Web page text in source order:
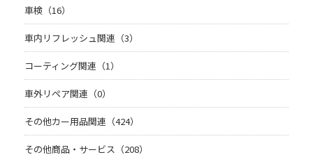
車検（16）
車内リフレッシュ関連（3）
コーティング関連（1）
車外リペア関連（0）
その他カー用品関連（424）
その他商品・サービス（208）